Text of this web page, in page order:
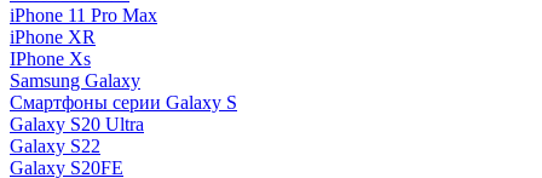
iPhone 11 Pro Max
iPhone XR
IPhone Xs
Samsung Galaxy
Смартфоны серии Galaxy S
Galaxy S20 Ultra
Galaxy S22
Galaxy S20FE